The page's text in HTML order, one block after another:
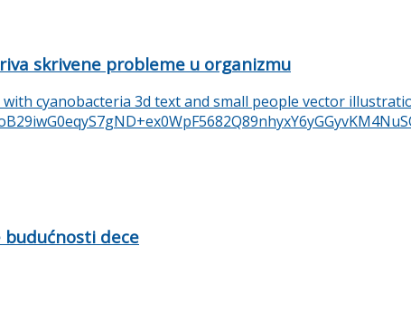
skrivene probleme u organizmu
dece